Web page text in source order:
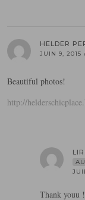
HELDER
JUIN 9, 2015
Beautiful photos!
http://
Thank youu